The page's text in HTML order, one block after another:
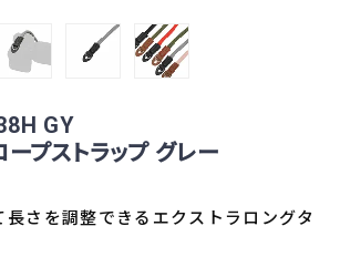
GY
プストラップ グレー
長さを調整できるエクストラロングタ